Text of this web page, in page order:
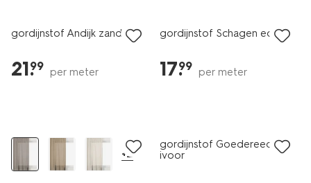
gordijnstof Andijk zand
21.
99 per meter
gordijnstof Schagen ecru
17.
99 per meter
+2
gordijnstof Goedereede
ivoor